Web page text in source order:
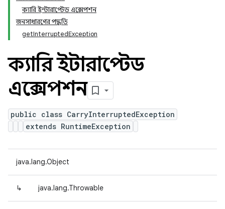
ক্যারি ইন্টারাপ্টেড এক্সেপশন
জনসাধারণের পদ্ধতি
getInterruptedException
ক্যারি ইন্টারাপ্টেড
এক্সেপশন
public class CarryInterruptedException
extends RuntimeException
java.lang.Object
↳ java.lang.Throwable